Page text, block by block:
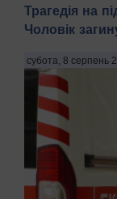
Трагедія на
Чоловік
субота, 8 серпень